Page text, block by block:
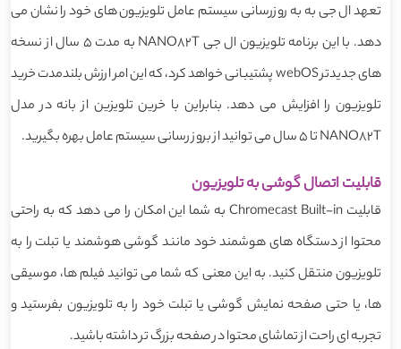
تعهد ال جی به به روزرسانی سیستم عامل تلویزیون های خود را نشان می
دهد. با این برنامه تلویزیون ال جی NANO82T به مدت 5 سال از نسخه
های جدیدتر webOS پشتیبانی خواهد کرد، که این امر ارزش بلندمدت خرید
تلویزیون را افزایش می دهد. بنابراین با خرین تلویزین از بانه در مدل
NANO82T تا 5 سال می توانید از بروز رسانی سیستم عامل بهره بگیرید.
قابلیت اتصال گوشی به تلویزیون
قابلیت Chromecast Built-in به شما این امکان را می دهد که به راحتی
محتوا از دستگاه های هوشمند خود مانند گوشی هوشمند یا تبلت را به
تلویزیون منتقل کنید. به این معنی که شما می توانید فیلم ها، موسیقی
ها، یا حتی صفحه نمایش گوشی یا تبلت خود را به تلویزیون بفرستید و
تجربه ای راحت از تماشای محتوا در صفحه بزرگ تر داشته باشید.